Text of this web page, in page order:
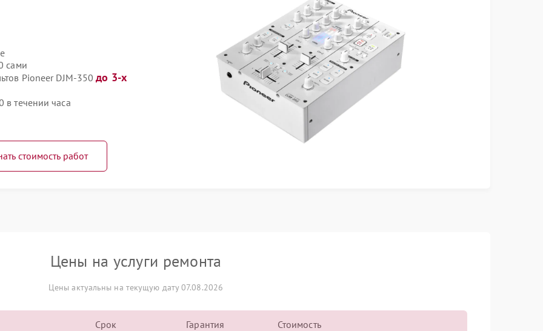
сами
Pioneer DJM-350до 3-х
в течении часа
стоимость работ
Цены на услуги ремонта
Цены актуальны на текущую дату 07.08.2026
Срок Гарантия Стоимость